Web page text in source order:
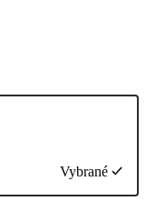
Vybrané